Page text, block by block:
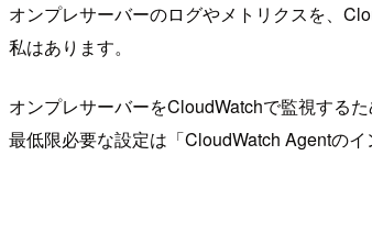
オンプレサーバーのログやメトリクスを、
私はあります。
オンプレサーバーをCloudWatchで監視する
最低限必要な設定は「CloudWatch Agentの